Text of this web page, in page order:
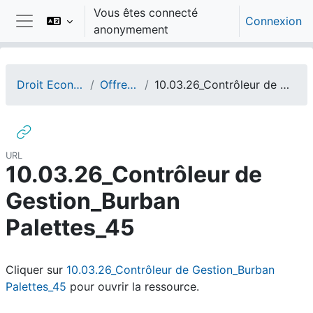
Passer au contenu principal
Panneau latéral
Vous êtes connecté
anonymement
Connexion
Droit Economie Gestion Offres d'emploi 10.03.26_Contrôleur de Gestion_Burban Palettes_45
URL
10.03.26_Contrôleur de
Gestion_Burban
Palettes_45
Cliquer sur 10.03.26_Contrôleur de Gestion_Burban
Palettes_45 pour ouvrir la ressource.